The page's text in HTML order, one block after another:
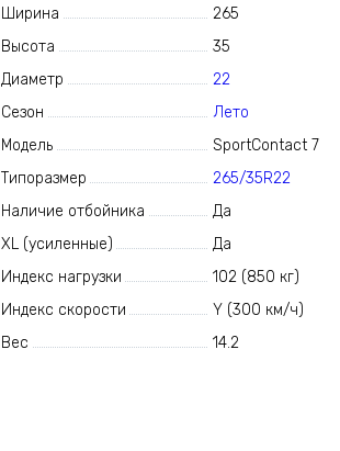
Ширина
265
Высота
35
Диаметр
22
Сезон
Лето
Модель
SportContact 7
Типоразмер
265/35R22
Наличие отбойника
Да
XL (усиленные)
Да
Индекс нагрузки
102 (850 кг)
Индекс скорости
Y (300 км/ч)
Вес
14.2